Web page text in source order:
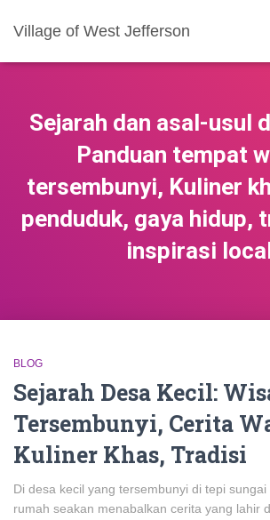
Village of West Jefferson
Sejarah dan asal-usul
Panduan tempat
tersembunyi, Kuliner
penduduk, gaya hidup,
inspirasi
BLOG
Sejarah Desa Kecil:
Tersembunyi, Cerita
Kuliner Khas, Tradisi
Di desa kecil yang tersembunyi di tepi
rumah seakan menabalkan cerita yang lahir